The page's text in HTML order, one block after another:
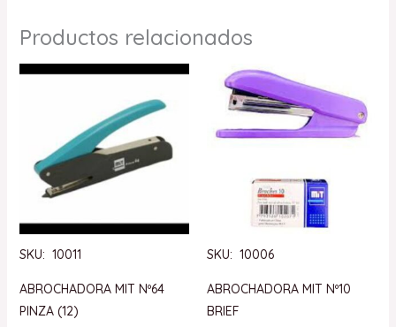
Productos relacionados
SKU: 10011
ABROCHADORA MIT Nº64
PINZA (12)
SKU: 10006
ABROCHADORA MIT Nº10
BRIEF